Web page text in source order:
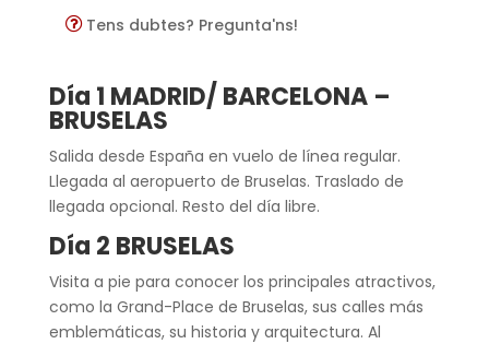
Tens dubtes? Pregunta'ns!
Día 1 MADRID/ BARCELONA –
BRUSELAS
Salida desde España en vuelo de línea regular.
Llegada al aeropuerto de Bruselas. Traslado de
llegada opcional. Resto del día libre.
Día 2 BRUSELAS
Visita a pie para conocer los principales atractivos,
como la Grand-Place de Bruselas, sus calles más
emblemáticas, su historia y arquitectura. Al